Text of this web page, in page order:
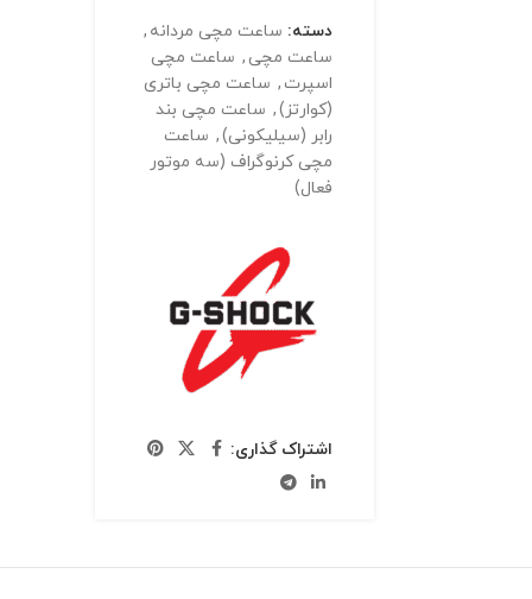
دسته: ساعت مچی مردانه ,
ساعت مچی , ساعت مچی
اسپرت , ساعت مچی باتری
(کوارتز), ساعت مچی بند
رابر (سیلیکونی), ساعت
مچی کرنوگراف (سه موتور
فعال)
اشتراک گذاری: